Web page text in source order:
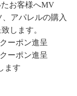
お客様へMV
アパレルの購入
します。
ーポン進呈
ーポン進呈
ます